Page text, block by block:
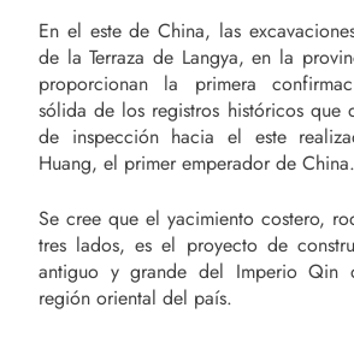
En el este de China, las
de la Terraza de Langya, en la
proporcionan la primera
sólida de los registros históricos que
de inspección hacia el este
Huang, el primer emperador de China.
Se cree que el yacimiento costero,
tres lados, es el proyecto de
antiguo y grande del Imperio Qin
región oriental del país.